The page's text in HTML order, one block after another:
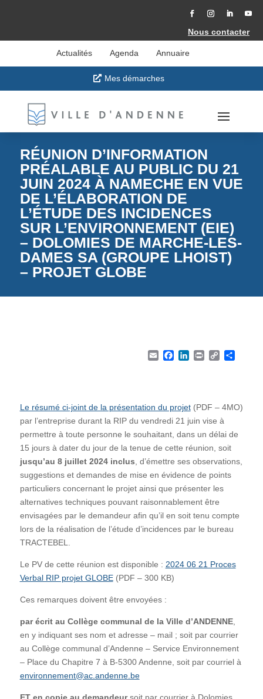
Nous contacter
Actualités Agenda Annuaire
Mes démarches
RÉUNION D’INFORMATION
PRÉALABLE AU PUBLIC DU 21
JUIN 2024 À NAMECHE EN VUE
DE L’ÉLABORATION DE
L’ÉTUDE DES INCIDENCES
SUR L’ENVIRONNEMENT (EIE)
– DOLOMIES DE MARCHE-LES-
DAMES SA (GROUPE LHOIST)
– PROJET GLOBE
EmailFacebook
LinkedIn
PrintCopy
Le résumé ci-joint de la présentation du projet(PDF – 4MO)
par l’entreprise durant la RIP du vendredi 21 juin vise à
permettre à toute personne le souhaitant, dans un délai de
15 jours à dater du jour de la tenue de cette réunion, soit
jusqu’au 8 juillet 2024 inclus , d’émettre ses observations,
suggestions et demandes de mise en évidence de points
particuliers concernant le projet ainsi que présenter les
alternatives techniques pouvant raisonnablement être
envisagées par le demandeur afin qu’il en soit tenu compte
lors de la réalisation de l’étude d’incidences par le bureau
TRACTEBEL.
Le PV de cette réunion est disponible : 2024 06 21 Proces
Verbal RIP projet GLOBE(PDF – 300 KB)
Ces remarques doivent être envoyées :
par écrit au Collège communal de la Ville d’ANDENNE,
en y indiquant ses nom et adresse – mail ; soit par courrier
au Collège communal d’Andenne – Service Environnement
– Place du Chapitre 7 à B-5300 Andenne, soit par courriel à
environnement@ac.andenne.be